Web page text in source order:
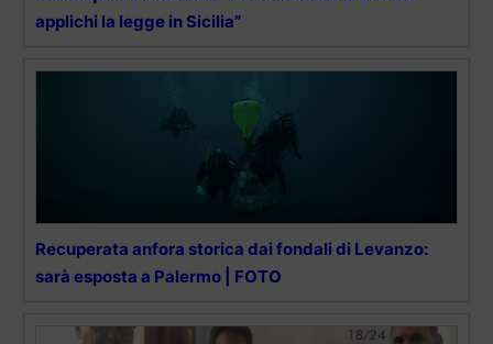
applichi la legge in Sicilia”
Recuperata anfora storica dai fondali di Levanzo:
sarà esposta a Palermo | FOTO